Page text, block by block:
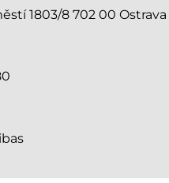
1803/8 702 00 Ostrava